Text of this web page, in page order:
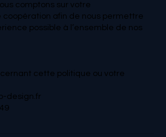
comptons sur votre
coopération afin de nous permettre
possible à l’ensemble de nos
cette politique ou votre
design.fr